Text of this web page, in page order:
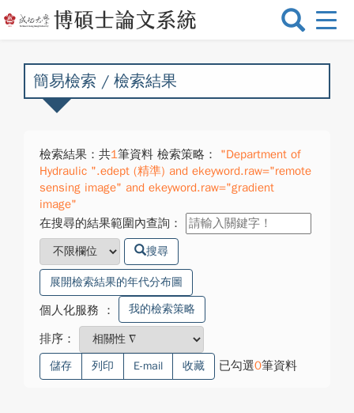
選
換
簡易檢索 / 檢索結果
檢索結果：共1筆資料 檢索策略：
"Department of
Hydraulic ".edept (精準) and ekeyword.raw="remote
sensing image" and ekeyword.raw="gradient
image"
在搜尋的結果範圍內查詢：
搜尋
展開檢索結果的年代分布圖
個人化服務 ： 我的檢索策略
排序：
儲存 列印 E-mail 收藏 已勾選0筆資料